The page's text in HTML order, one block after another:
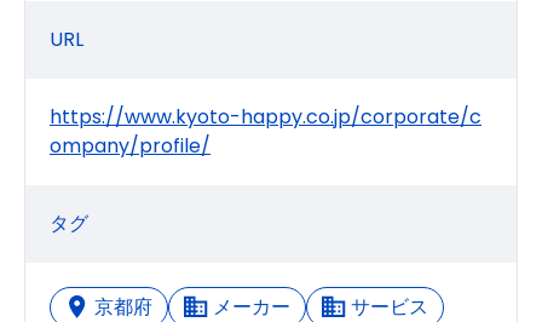
URL
https://www.kyoto-happy.co.jp/corporate/c
ompany/profile/
タグ
京都府 メーカー サービス